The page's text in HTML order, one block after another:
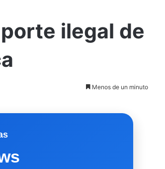
ilegal de
Menos de un minuto